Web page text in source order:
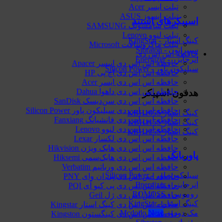
اسپیکرهای استند
کینگ استار - KingStar
سیبراتون - Sibraton
انرجایزر - Energizer
سیلیکون پاور - Silicon Power
هدفون-اسپیکر
کینگ استار KBH105S
کینگ استار KBH115S
کینگ استار KBH125S
پاوربانک
سیلیکون پاور - Silicon Power
انرجایزر - Energizer
روموس - ROMOSS
کینگ استار - KingStar
مک دودو - Mcdodo
تبلت ایسر Acer
تبلت ایسوز ASUS
تبلت سامسونگ SAMSUNG
تبلت لنوو Lenovo
تبلت ماکروسافت Microsoft
حافظه اس اس دی
حافظه اس اس دی اپیسر Apacer
حافظه اس اس دی اچ پی HP
حافظه اس اس دی ایسر Acer
حافظه اس اس دی داهوا Dahua
حافظه اس اس دی سن‌دیسک SanDisk
حافظه اس اس دی سیلیکون پاور Silicon Power
حافظه اس اس دی فانشیانگ Fanxiang
حافظه اس اس دی لنوو Lenovo
حافظه اس اس دی لکسار Lexar
حافظه اس اس دی هایک‌ ویژن Hikvision
حافظه اس اس دی هایک‌سمی Hiksemi
حافظه اس اس دی ورباتیم Verbatim
حافظه اس اس دی پی ان وای PNY
حافظه اس اس دی پی کیو آی PQI
حافظه اس اس دی ژل Geil
حافظه اس اس دی کینگ استار Kingstar
حافظه اس اس دی کینگستون Kingston